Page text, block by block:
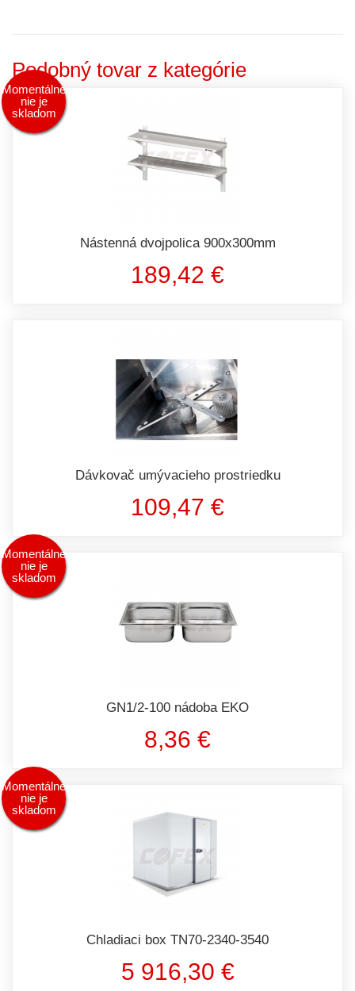
Podobný tovar z kategórie
Momentálne
nie je
skladom
Nástenná dvojpolica 900x300mm
189,42 €
Dávkovač umývacieho prostriedku
109,47 €
Momentálne
nie je
skladom
GN1/2-100 nádoba EKO
8,36 €
Momentálne
nie je
skladom
Chladiaci box TN70-2340-3540
5 916,30 €